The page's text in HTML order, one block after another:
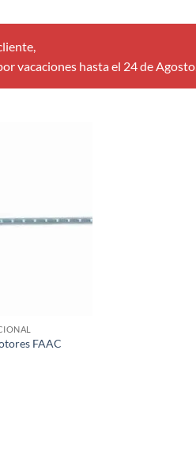
vacaciones hasta el 24 de Agosto.
FAAC